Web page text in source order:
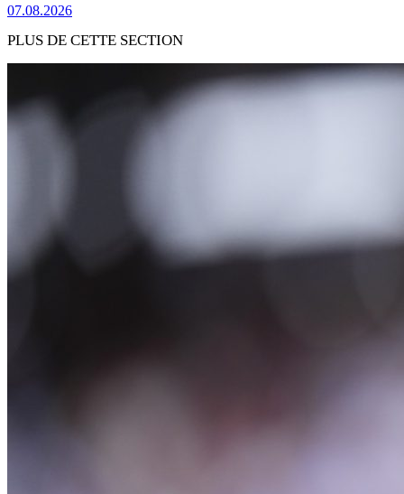
07.08.2026
PLUS DE CETTE SECTION